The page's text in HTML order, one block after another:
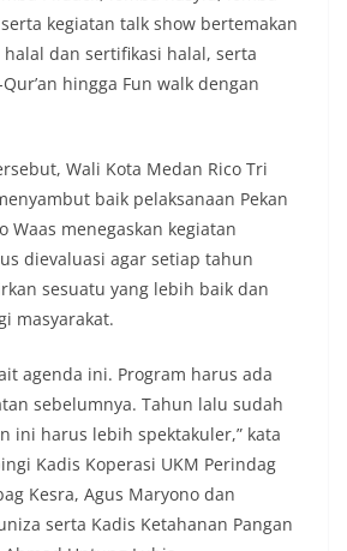
kegiatan talk show bertemakan
dan sertifikasi halal, serta
hingga Fun walk dengan
Wali Kota Medan Rico Tri
baik pelaksanaan Pekan
Waas menegaskan kegiatan
dievaluasi agar setiap tahun
sesuatu yang lebih baik dan
masyarakat.
agenda ini. Program harus ada
sebelumnya. Tahun lalu sudah
ini harus lebih spektakuler,” kata
Kadis Koperasi UKM Perindag
Kesra, Agus Maryono dan
serta Kadis Ketahanan Pangan